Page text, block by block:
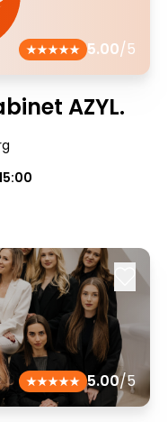
5.00/5
AZYL.
5.00/5